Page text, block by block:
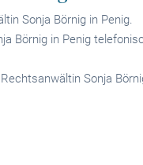
Sonja Börnig in Penig.
Börnig in Penig
Sonja